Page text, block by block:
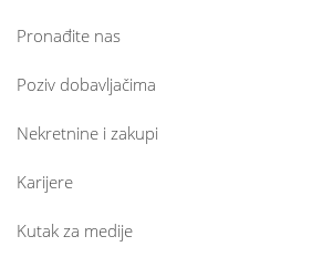
Pronađite nas
Poziv dobavljačima
Nekretnine i zakupi
Karijere
Kutak za medije